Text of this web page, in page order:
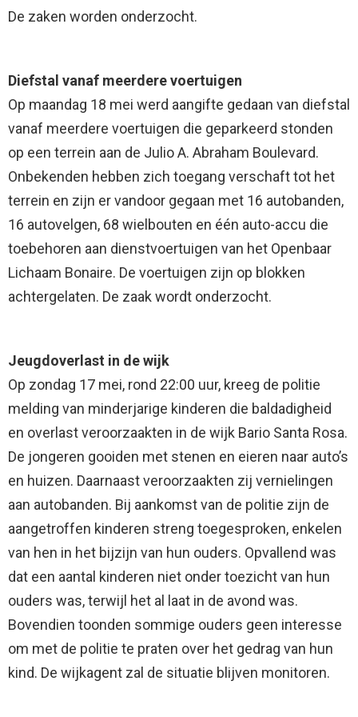
De zaken worden onderzocht.
Diefstal vanaf meerdere voertuigen
Op maandag 18 mei werd aangifte gedaan van diefstal
vanaf meerdere voertuigen die geparkeerd stonden
op een terrein aan de Julio A. Abraham Boulevard.
Onbekenden hebben zich toegang verschaft tot het
terrein en zijn er vandoor gegaan met 16 autobanden,
16 autovelgen, 68 wielbouten en één auto-accu die
toebehoren aan dienstvoertuigen van het Openbaar
Lichaam Bonaire. De voertuigen zijn op blokken
achtergelaten. De zaak wordt onderzocht.
Jeugdoverlast in de wijk
Op zondag 17 mei, rond 22:00 uur, kreeg de politie
melding van minderjarige kinderen die baldadigheid
en overlast veroorzaakten in de wijk Bario Santa Rosa.
De jongeren gooiden met stenen en eieren naar auto’s
en huizen. Daarnaast veroorzaakten zij vernielingen
aan autobanden. Bij aankomst van de politie zijn de
aangetroffen kinderen streng toegesproken, enkelen
van hen in het bijzijn van hun ouders. Opvallend was
dat een aantal kinderen niet onder toezicht van hun
ouders was, terwijl het al laat in de avond was.
Bovendien toonden sommige ouders geen interesse
om met de politie te praten over het gedrag van hun
kind. De wijkagent zal de situatie blijven monitoren.